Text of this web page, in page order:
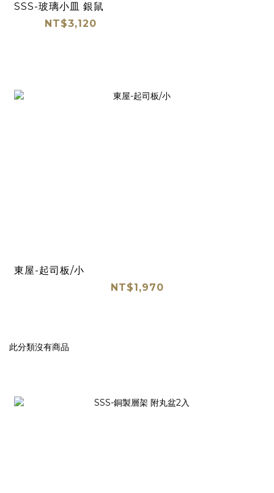
SSS-玻璃小皿 銀鼠
NT$3,120
東屋-起司板/小
NT$1,970
此分類沒有商品